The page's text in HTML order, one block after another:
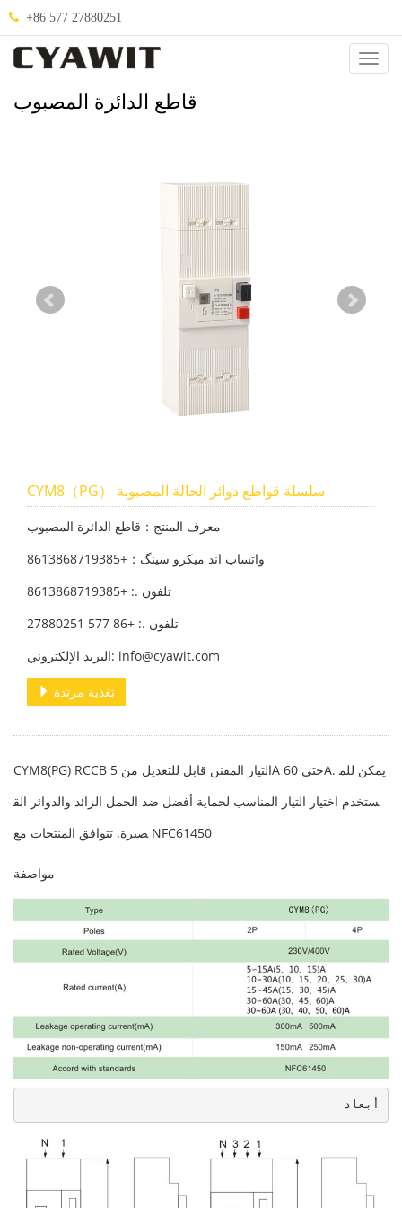
+86 577 27880251
تصنيف
.
قاطع الدائرة المصبوب
CYM8（PG） سلسلة قواطع دوائر الحالة المصبوبة
معرف المنتج：قاطع الدائرة المصبوب
واتساب اند میکرو سینگ：+8613868719385
تلفون .: +8613868719385
تلفون .: +86 577 27880251
البريد الإلكتروني: info@cyawit.com
تغذية مرتدة
CYM8(PG) RCCB التيار المقنن قابل للتعديل من 5A حتى 60A. يمكن للم
ستخدم اختيار التيار المناسب لحماية أفضل ضد الحمل الزائد والدوائر الق
صيرة. تتوافق المنتجات مع NFC61450
مواصفة
أبعاد